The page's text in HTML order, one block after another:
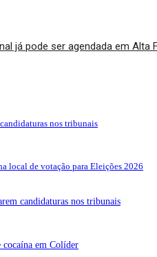
já pode ser agendada em Alta
nos tribunais
local de votação para Eleições 2026
candidaturas nos tribunais
cocaína em Colíder